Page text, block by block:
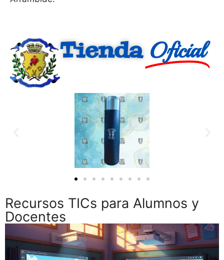
Tienda Oficial
Recursos TICs para Alumnos y
Docentes